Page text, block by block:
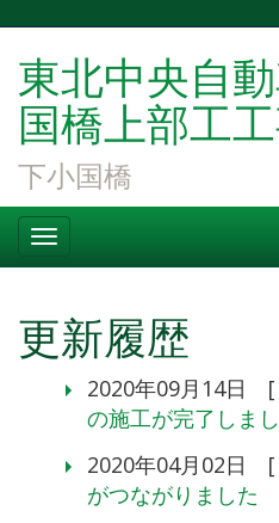
東北中央自
国橋上部工
下小国橋
更新履歴
2020年09月14日 [
の施工が完了しまし
2020年04月02日 [
がつながりました